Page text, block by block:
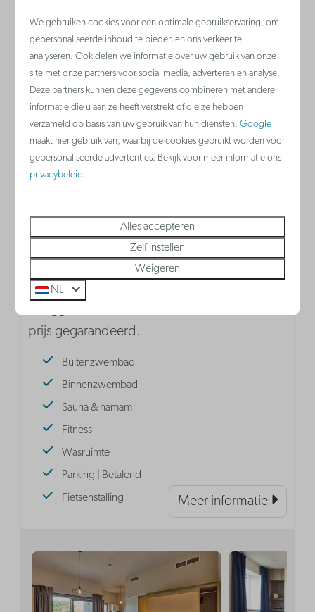
Zeebrugge
België - Belgische kust
Appartement huren in Zeebrugge aan de
haven? Boek nu je vakantie en geniet van het
prijs gegarandeerd.
Buitenzwembad
Binnenzwembad
Sauna & hamam
Fitness
Wasruimte
Parking | Betalend
Fietsenstalling
Meer informatie
We gebruiken cookies voor een optimale gebruikservaring, om
gepersonaliseerde inhoud te bieden en ons verkeer te
analyseren. Ook delen we informatie over uw gebruik van onze
site met onze partners voor social media, adverteren en analyse.
Deze partners kunnen deze gegevens combineren met andere
informatie die u aan ze heeft verstrekt of die ze hebben
verzameld op basis van uw gebruik van hun diensten.Google
maakt hier gebruik van, waarbij de cookies gebruikt worden voor
gepersonaliseerde advertenties. Bekijk voor meer informatie ons
privacybeleid.
Alles accepteren
Zelf instellen
Weigeren
NL